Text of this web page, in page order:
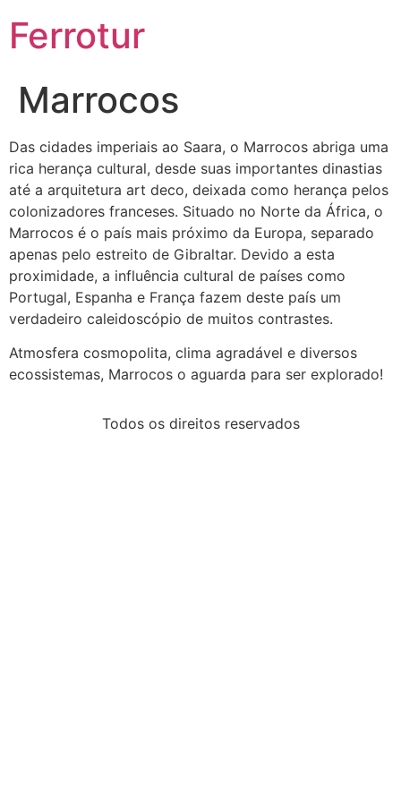
Ferrotur
Marrocos
Das cidades imperiais ao Saara, o Marrocos abriga uma
rica herança cultural, desde suas importantes dinastias
até a arquitetura art deco, deixada como herança pelos
colonizadores franceses. Situado no Norte da África, o
Marrocos é o país mais próximo da Europa, separado
apenas pelo estreito de Gibraltar. Devido a esta
proximidade, a influência cultural de países como
Portugal, Espanha e França fazem deste país um
verdadeiro caleidoscópio de muitos contrastes.
Atmosfera cosmopolita, clima agradável e diversos
ecossistemas, Marrocos o aguarda para ser explorado!
Todos os direitos reservados